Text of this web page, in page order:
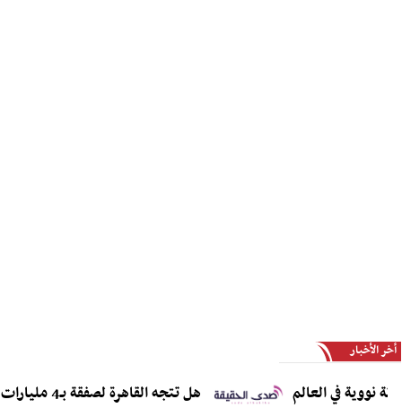
أخر الأخبار
نووية في العالم هل تتجه القاهرة لصفقة بـ4 مليارات دولار لاقتناء مقاتلات J-10CE وJ-35؟